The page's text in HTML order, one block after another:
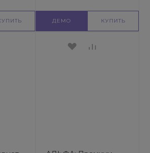
ДЕМО КУПИТЬ